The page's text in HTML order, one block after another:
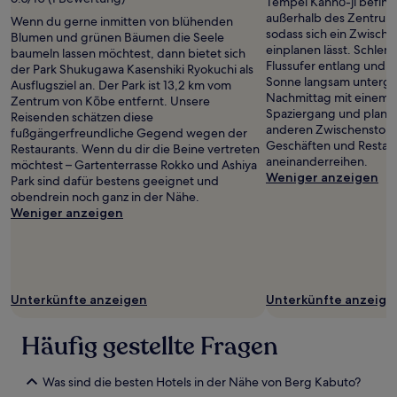
Wenn du gerne inmitten von blühenden
Blumen und grünen Bäumen die Seele
baumeln lassen möchtest, dann bietet sich
der Park Shukugawa Kasenshiki Ryokuchi als
Ausflugsziel an. Der Park ist 13,2 km vom
Zentrum von Kōbe entfernt. Unsere
Reisenden schätzen diese
fußgängerfreundliche Gegend wegen der
Restaurants. Wenn du dir die Beine vertreten
möchtest – Gartenterrasse Rokko und Ashiya
Park sind dafür bestens geeignet und
obendrein noch ganz in der Nähe.
Weniger anzeigen
Unterkünfte anzeigen
außerhalb des
sodass sich ein
einplanen lässt.
Flussufer entlang und
Sonne langsam
Nachmittag mit einem
Spaziergang und
anderen
Geschäften und
aneinanderreihen.
Weniger anzeigen
Unterkünfte
Häufig gestellte Fragen
Was sind die besten Hotels in der Nähe von Berg Kabuto?